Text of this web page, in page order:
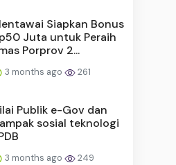
Siapkan Bonus
Juta untuk Peraih
Porprov 2...
3 months ago 261
Publik e-Gov dan
sosial teknologi
3 months ago 249